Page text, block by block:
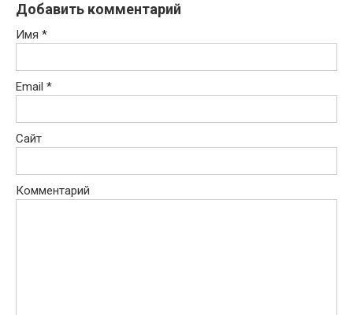
Добавить комментарий
Имя *
Email *
Сайт
Комментарий